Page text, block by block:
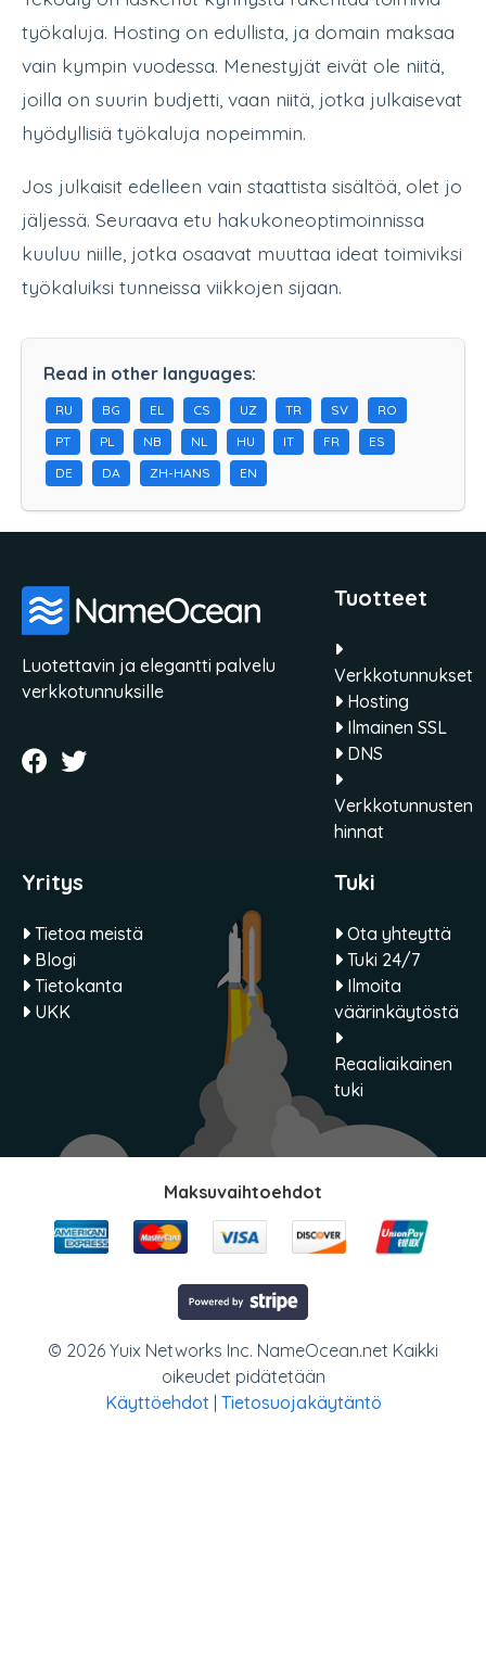
työkaluja. Hosting on edullista, ja domain maksaa
vain kympin vuodessa. Menestyjät eivät ole niitä,
joilla on suurin budjetti, vaan niitä, jotka julkaisevat
hyödyllisiä työkaluja nopeimmin.
Jos julkaisit edelleen vain staattista sisältöä, olet jo
jäljessä. Seuraava etu hakukoneoptimoinnissa
kuuluu niille, jotka osaavat muuttaa ideat toimiviksi
työkaluiksi tunneissa viikkojen sijaan.
Read in other languages:
RU BG EL CS UZ TR SV
RO
PT
PL NB NL HU IT FR
ES
DE
DA ZH-HANS EN
Luotettavin ja elegantti palvelu
verkkotunnuksille
Tuotteet
Verkkotunnukset
Hosting
Ilmainen SSL
DNS
Verkkotunnusten
hinnat
Yritys
Tietoa meistä
Blogi
Tietokanta
UKK
Tuki
Ota yhteyttä
Tuki 24/7
Ilmoita
väärinkäytöstä
Reaaliaikainen
tuki
Maksuvaihtoehdot
© 2026 Yuix Networks Inc. NameOcean.net Kaikki
oikeudet pidätetään
Käyttöehdot| Tietosuojakäytäntö